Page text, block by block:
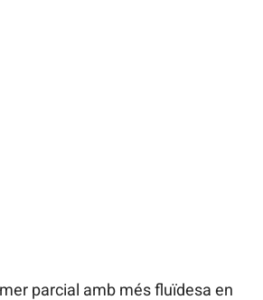
parcial amb més fluïdesa en